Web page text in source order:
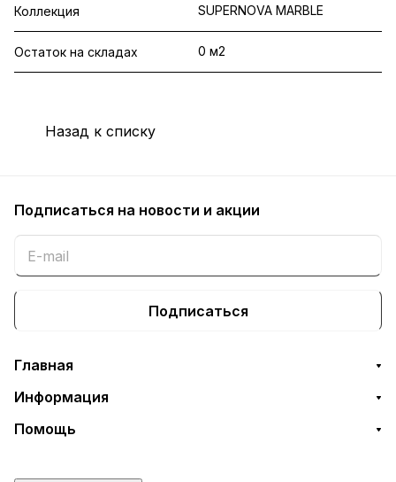
Коллекция SUPERNOVA MARBLE
Остаток на складах 0 м2
Назад к списку
Подписаться на новости и акции
Подписаться
Главная
Информация
Помощь